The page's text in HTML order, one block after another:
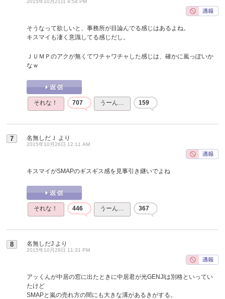
2015年10月21日 4:54 PM
そうなって欲しいと、事務所が目論んでる感じはあるよね。
キスマイも凄く意識してる感じだし。
ＪＵＭＰのアクが無くてワチャワチャした感じは、確かに嵐っぽいか
なｗ
それな！ 707 うーん… 159
7 名無しだＪ より
2015年10月26日 12:11 AM
キスマイがSMAPのギスギス感を見事引き継いでよね
それな！ 446 うーん… 367
8 名無しだJ より
2015年10月29日 11:31 PM
アッくんが中居の窓に出たときに中居君が光GENJIは別格といってい
たけど
SMAPと嵐の売れ方の間にも大きな溝があるきがする。